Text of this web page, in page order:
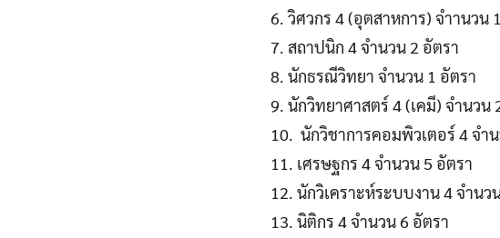
6. วิศวกร 4 (อุตสาหการ) จำานวน
7. สถาปนิก 4 จำนวน 2 อัตรา
8. นักธรณีวิทยา จำนวน 1 อัตรา
9. นักวิทยาศาสตร์ 4 (เคมี) จำนวน
10. นักวิชาการคอมพิวเตอร์ 4 จำ
11. เศรษฐกร 4 จำนวน 5 อัตรา
12. นักวิเคราะห์ระบบงาน 4 จำนว
13. นิติกร 4 จำนวน 6 อัตรา